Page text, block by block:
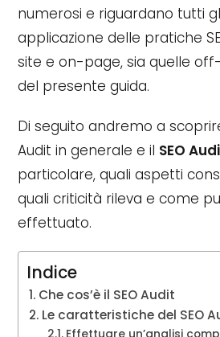
numerosi e riguardano tutti
applicazione delle pratiche
site e on-page, sia quelle
del presente guida.
Di seguito andremo a
Audit in generale e il SEO
particolare, quali aspetti
quali criticità rileva e come
effettuato.
Indice
Che cos’è il SEO Audit
Le caratteristiche del SEO